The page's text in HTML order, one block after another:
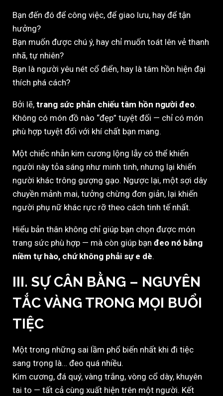
Bạn đến đó để công việc, để giao lưu, hay để tận
hưởng?
Bạn muốn được chú ý, hay chỉ muốn toát lên vẻ thanh
nhã, tự nhiên?
Bạn là người yêu nét cổ điển, hay là tâm hồn hiện đại
thích phá cách?
Bởi lẽ, trang sức phản chiếu tâm hồn người đeo.
Không có món đồ nào “đẹp” tuyệt đối — chỉ có món
phù hợp tuyệt đối với khí chất bạn mang.
Một chiếc nhẫn kim cương lộng lẫy có thể khiến
người này tỏa sáng như minh tinh, nhưng lại khiến
người khác trông gượng gạo. Ngược lại, một sợi dây
chuyền mảnh mai, tưởng chừng đơn giản, lại khiến
người phụ nữ khác rực rỡ theo cách tinh tế nhất.
Hiểu bản thân không chỉ giúp bạn chọn được món
trang sức phù hợp — mà còn giúp bạn đeo nó bằng
niềm tự hào, chứ không phải sự e dè.
III. SỰ CÂN BẰNG – NGUYÊN
TẮC VÀNG TRONG MỌI BUỔI
TIỆC
Một trong những sai lầm phổ biến nhất khi đi tiệc
sang trọng là… đeo quá nhiều.
Kim cương, đá quý, vàng trắng, vòng cổ dày, khuyên
tai to — tất cả cùng xuất hiện trên một người. Kết